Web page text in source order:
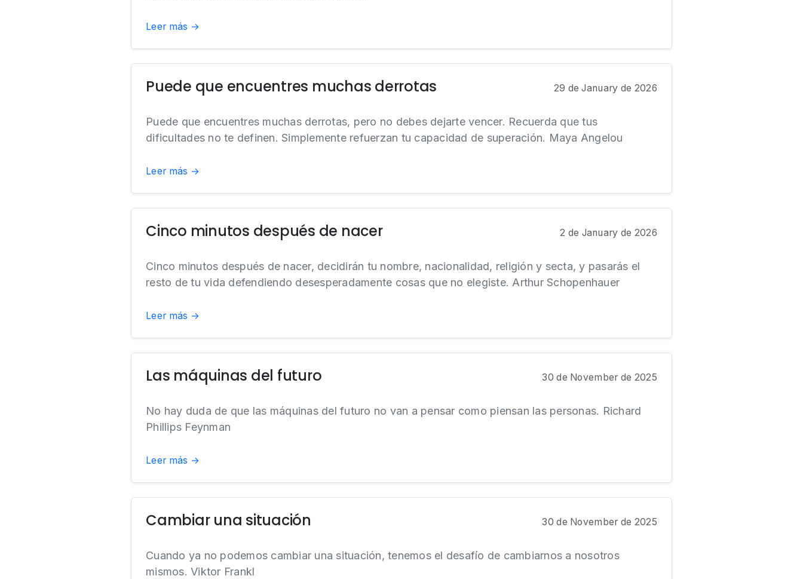
Leer más →
Puede que encuentres muchas derrotas 29 de January de 2026
Puede que encuentres muchas derrotas, pero no debes dejarte vencer. Recuerda que tus
dificultades no te definen. Simplemente refuerzan tu capacidad de superación. Maya Angelou
Leer más →
Cinco minutos después de nacer 2 de January de 2026
Cinco minutos después de nacer, decidirán tu nombre, nacionalidad, religión y secta, y pasarás el
resto de tu vida defendiendo desesperadamente cosas que no elegiste. Arthur Schopenhauer
Leer más →
Las máquinas del futuro 30 de November de 2025
No hay duda de que las máquinas del futuro no van a pensar como piensan las personas. Richard
Phillips Feynman
Leer más →
Cambiar una situación 30 de November de 2025
Cuando ya no podemos cambiar una situación, tenemos el desafío de cambiarnos a nosotros
mismos. Viktor Frankl